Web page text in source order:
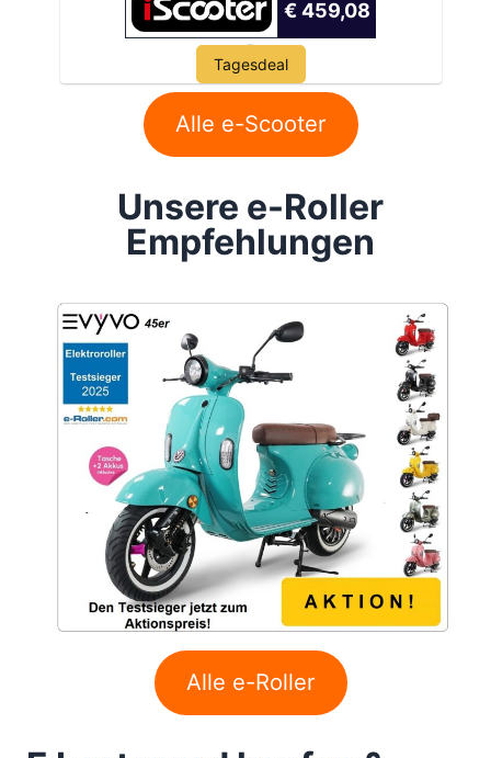
€ 459,08
Tagesdeal
Alle e-Scooter
Unsere e-Roller
Empfehlungen
Alle e-Roller